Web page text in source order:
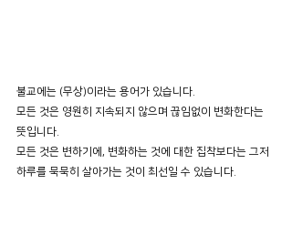
불교에는 (무상)이라는 용어가 있습니다.
모든 것은 영원히 지속되지 않으며 끊임없이 변화한다는
뜻입니다.
모든 것은 변하기에, 변화하는 것에 대한 집착보다는 그저
하루를 묵묵히 살아가는 것이 최선일 수 있습니다.